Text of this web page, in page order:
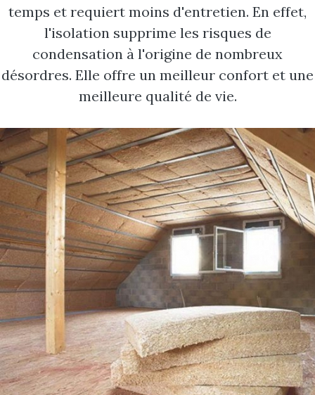
temps et requiert moins d'entretien. En effet,
l'isolation supprime les risques de
condensation à l'origine de nombreux
désordres. Elle offre un meilleur confort et une
meilleure qualité de vie.